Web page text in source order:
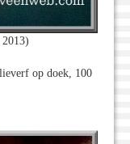
op doek, 100